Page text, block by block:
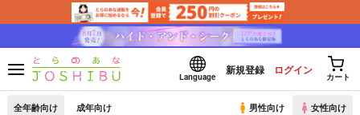
Language
新規登録 ログイン
カート
全年齢向け 成年向け 男性向け 女性向け